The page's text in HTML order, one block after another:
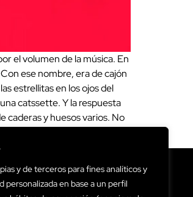
y de terceros para fines analíticos y
personalizada en base a un perfil
el volumen de la música. En
ese nombre, era de cajón
estrellitas en los ojos del
catssette. Y la respuesta
caderas y huesos varios. No